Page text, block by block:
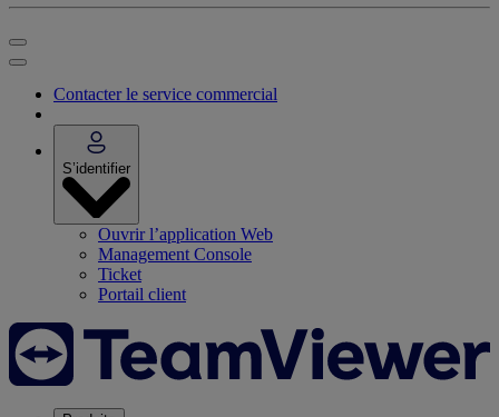
Contacter le service commercial
S’identifier
Ouvrir l’application Web
Management Console
Ticket
Portail client